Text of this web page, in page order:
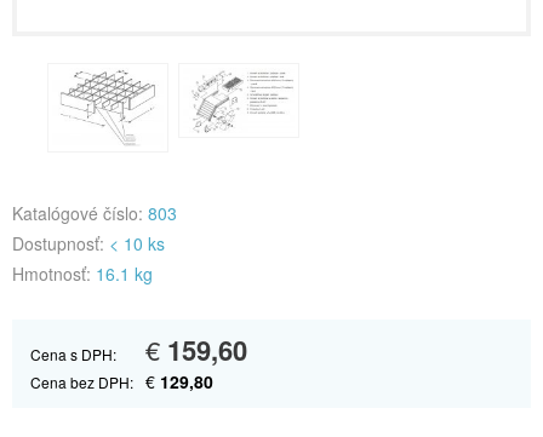
Katalógové číslo: 803
Dostupnosť: < 10 ks
Hmotnosť: 16.1 kg
Cena s DPH: € 159,60
Cena bez DPH: € 129,80